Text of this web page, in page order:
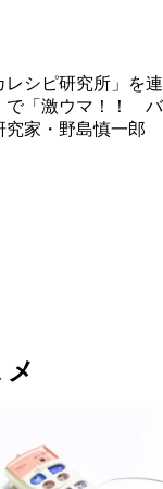
マ！ バカレシピ
シピ研究所」を連
で「激ウマ！！ バ
究家・野島慎一郎